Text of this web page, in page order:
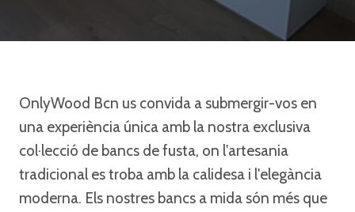
OnlyWood Bcn us convida a submergir-vos en
una experiència única amb la nostra exclusiva
col·lecció de bancs de fusta, on l'artesania
tradicional es troba amb la calidesa i l'elegància
moderna. Els nostres bancs a mida són més que